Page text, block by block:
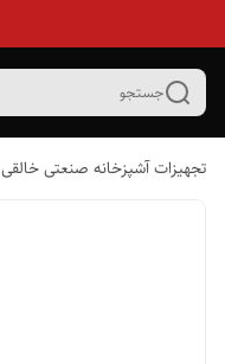
جستجو
تجهیزات آشپزخانه صنعتی خالقی